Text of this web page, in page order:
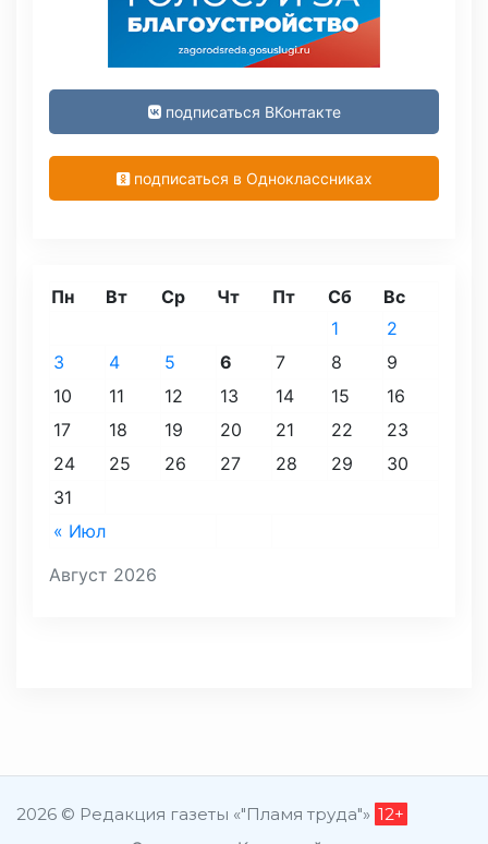
подписаться ВКонтакте
подписаться в Одноклассниках
Август 2026
Пн Вт Ср Чт Пт Сб Вс
« Июл
1
2
3
4 5 6 7 8
9
10
11 12 13 14 15
16
17
18 19 20 21 22
23
24
25 26 27 28 29
30
31
2026 © Редакция газеты «"Пламя труда"» 12+